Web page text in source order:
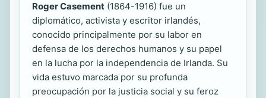
Roger Casement (1864-1916) fue un
diplomático, activista y escritor irlandés,
conocido principalmente por su labor en
defensa de los derechos humanos y su papel
en la lucha por la independencia de Irlanda. Su
vida estuvo marcada por su profunda
preocupación por la justicia social y su feroz